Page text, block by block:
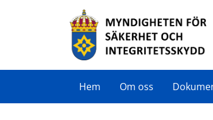
Hem Om oss